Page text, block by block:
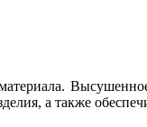
а также